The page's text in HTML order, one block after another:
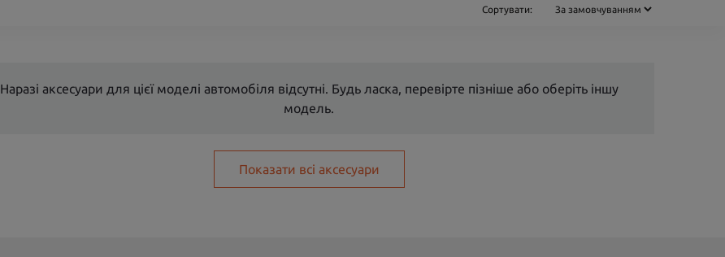
Сортувати:
Наразі аксесуари для цієї моделі автомобіля відсутні. Будь ласка, перевірте пізніше або оберіть іншу
модель.
Показати всі аксесуари